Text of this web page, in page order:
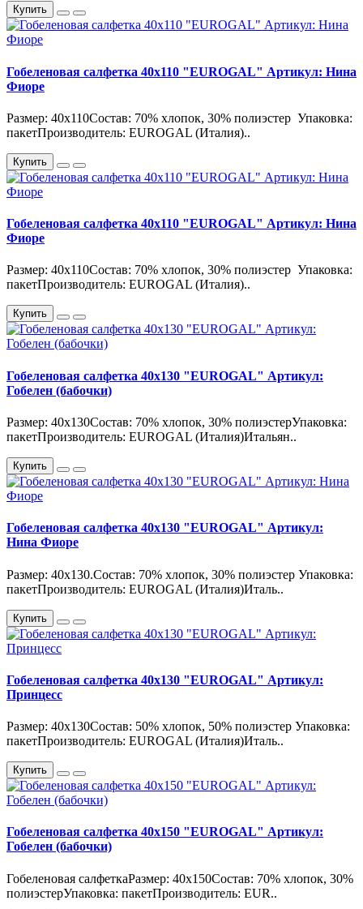
Купить
Гобеленовая салфетка 40х110 "EUROGAL" Артикул: Нина
Фиоре
Размер: 40х110Состав: 70% хлопок, 30% полиэстер Упаковка:
пакетПроизводитель: EUROGAL (Италия)..
Купить
Гобеленовая салфетка 40х110 "EUROGAL" Артикул: Нина
Фиоре
Размер: 40х110Состав: 70% хлопок, 30% полиэстер Упаковка:
пакетПроизводитель: EUROGAL (Италия)..
Купить
Гобеленовая салфетка 40х130 "EUROGAL" Артикул:
Гобелен (бабочки)
Размер: 40х130Состав: 70% хлопок, 30% полиэстерУпаковка:
пакетПроизводитель: EUROGAL (Италия)Итальян..
Купить
Гобеленовая салфетка 40х130 "EUROGAL" Артикул:
Нина Фиоре
Размер: 40х130.Состав: 70% хлопок, 30% полиэстер Упаковка:
пакетПроизводитель: EUROGAL (Италия)Италь..
Купить
Гобеленовая салфетка 40х130 "EUROGAL" Артикул:
Принцесс
Размер: 40х130Состав: 50% хлопок, 50% полиэстер Упаковка:
пакетПроизводитель: EUROGAL (Италия)Италь..
Купить
Гобеленовая салфетка 40х150 "EUROGAL" Артикул:
Гобелен (бабочки)
Гобеленовая салфеткаРазмер: 40х150Состав: 70% хлопок, 30%
полиэстерУпаковка: пакетПроизводитель: EUR..